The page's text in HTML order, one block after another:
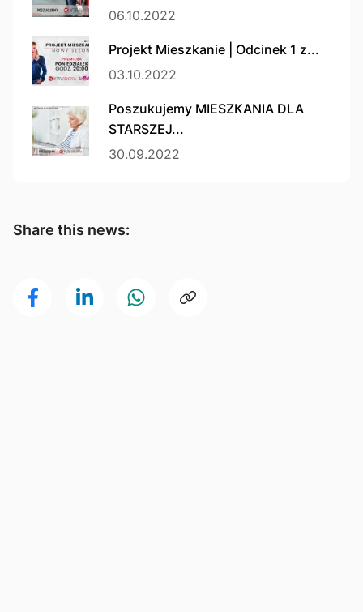
06.10.2022
Projekt Mieszkanie | Odcinek 1 z...
03.10.2022
Poszukujemy MIESZKANIA DLA
STARSZEJ...
30.09.2022
Share this news: